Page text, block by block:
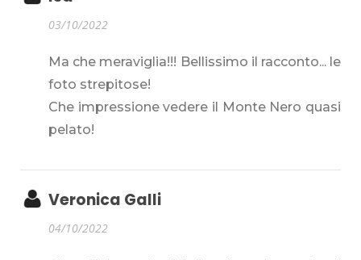
03/10/2022
Ma che meraviglia!!! Bellissimo il racconto... le
foto strepitose!
Che impressione vedere il Monte Nero quasi
pelato!
Veronica Galli
04/10/2022